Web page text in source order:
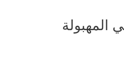
المهبولة